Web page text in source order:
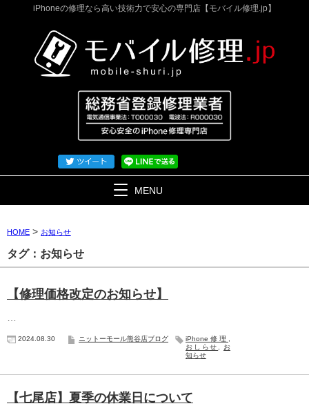
iPhoneの修理なら高い技術力で安心の専門店【モバイル修理.jp】
MENU
HOME > お知らせ
タグ：お知らせ
【修理価格改定のお知らせ】
2024.08.30 ニットーモール熊谷店ブログ iPhone修理
おしらせ
お
知らせ
【七尾店】夏季の休業日について